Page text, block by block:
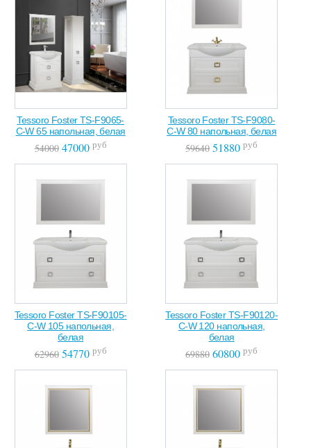
Tessoro Foster TS-F9065-
C-W 65 напольная, белая
5400047000 руб
Tessoro Foster TS-F9080-
C-W 80 напольная, белая
59640 51880 руб
Tessoro Foster TS-F90105-
C-W 105 напольная,
белая
6296054770 руб
Tessoro Foster TS-F90120-
C-W 120 напольная,
белая
69880 60800 руб